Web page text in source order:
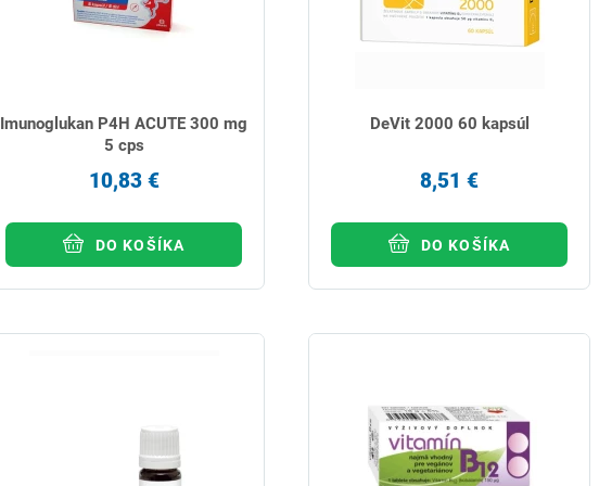
Imunoglukan P4H ACUTE 300 mg
5 cps
10,83 €
DO KOŠÍKA
DeVit 2000 60 kapsúl
8,51 €
DO KOŠÍKA